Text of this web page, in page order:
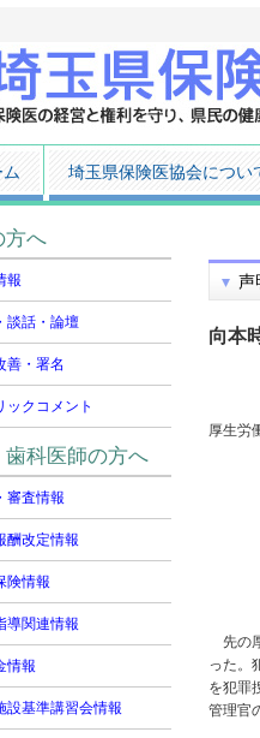
ム 埼玉県保険医協会につい
声
向本
厚生
先の
った。
を犯罪
管理官
方へ
報
談話・論壇
善・署名
ックコメント
歯科医師の方へ
審査情報
酬改定情報
険情報
導関連情報
情報
設基準講習会情報